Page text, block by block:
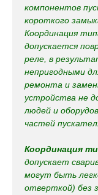
компонентов
короткого
Координация
допускается
реле, в
непригодными
ремонта и
устройства не
людей и
частей
Координация
допускает
могут быть
отверткой) без